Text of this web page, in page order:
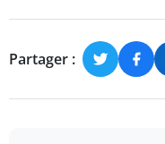
Partager :